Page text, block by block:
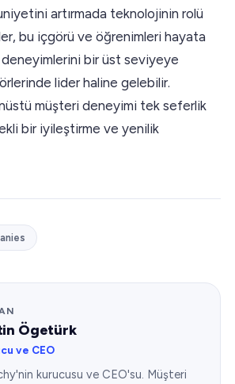
artırmada teknolojinin rolü
bu içgörü ve öğrenimleri hayata
bir üst seviyeye
lider haline gelebilir.
müşteri deneyimi tek seferlik
bir iyileştirme ve yenilik
Ögetürk
ve CEO
kurucusu ve CEO'su. Müşteri